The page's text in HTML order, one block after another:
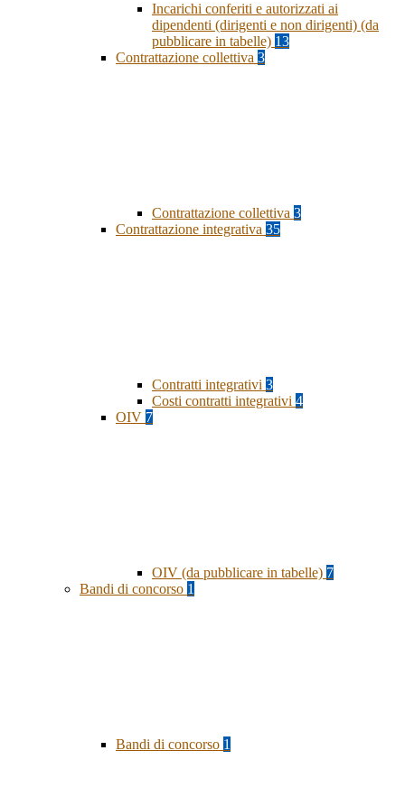
Incarichi conferiti e autorizzati ai
dipendenti (dirigenti e non dirigenti) (da
pubblicare in tabelle) 13
Contrattazione collettiva 3
Contrattazione collettiva 3
Contrattazione integrativa 35
Contratti integrativi 3
Costi contratti integrativi 4
OIV 7
OIV (da pubblicare in tabelle) 7
Bandi di concorso 1
Bandi di concorso 1